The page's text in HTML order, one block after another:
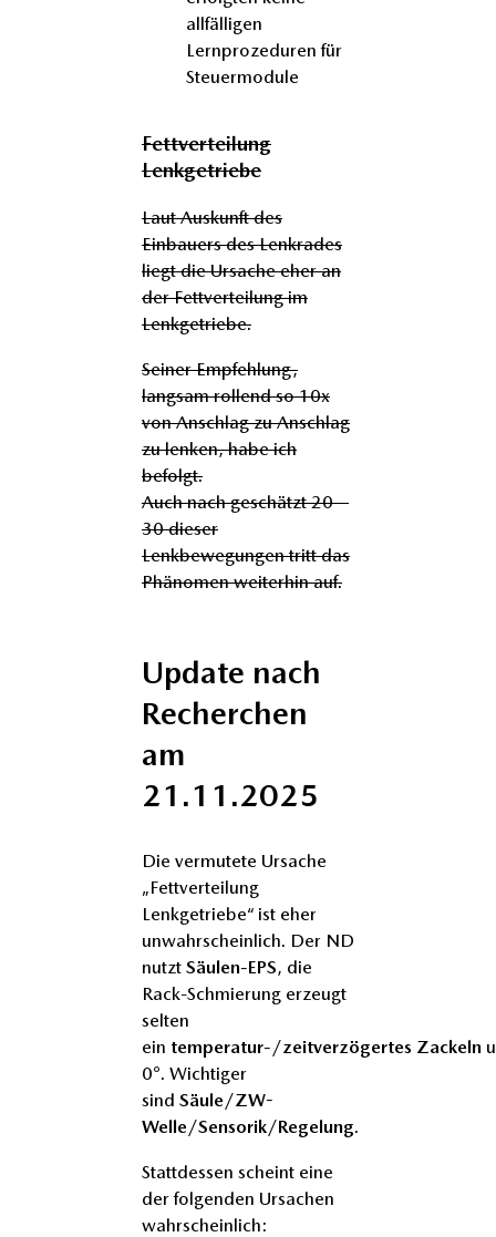
allfälligen
Lernprozeduren für
Steuermodule
Fettverteilung
Lenkgetriebe
Laut Auskunft des
Einbauers des Lenkrades
liegt die Ursache eher an
der Fettverteilung im
Lenkgetriebe.
Seiner Empfehlung,
langsam rollend so 10x
von Anschlag zu Anschlag
zu lenken, habe ich
befolgt.
Auch nach geschätzt 20 –
30 dieser
Lenkbewegungen tritt das
Phänomen weiterhin auf.
Update nach
Recherchen
am
21.11.2025
Die vermutete Ursache
„Fettverteilung
Lenkgetriebe“ ist eher
unwahrscheinlich. Der ND
nutzt Säulen-EPS, die
Rack-Schmierung erzeugt
selten
ein temperatur-/zeitverzögertes Zackeln
0°. Wichtiger
sind Säule/ZW-
Welle/Sensorik/Regelung.
Stattdessen scheint eine
der folgenden Ursachen
wahrscheinlich: